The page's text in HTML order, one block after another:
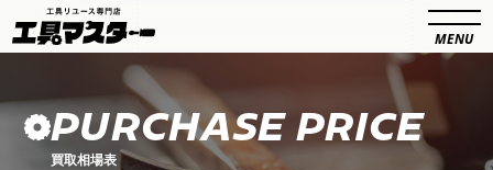
PURCHASE PRICE
買取相場表